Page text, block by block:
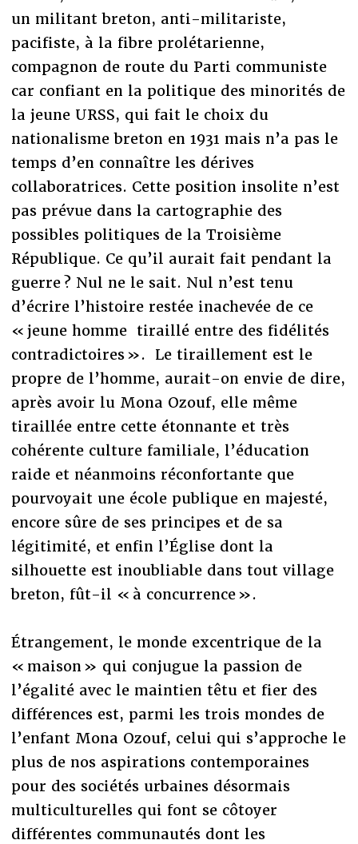
un militant breton, anti-militariste,
pacifiste, à la fibre prolétarienne,
compagnon de route du Parti communiste
car confiant en la politique des minorités de
la jeune URSS, qui fait le choix du
nationalisme breton en 1931 mais n’a pas le
temps d’en connaître les dérives
collaboratrices. Cette position insolite n’est
pas prévue dans la cartographie des
possibles politiques de la Troisième
République. Ce qu’il aurait fait pendant la
guerre ? Nul ne le sait. Nul n’est tenu
d’écrire l’histoire restée inachevée de ce
« jeune homme tiraillé entre des fidélités
contradictoires ». Le tiraillement est le
propre de l’homme, aurait-on envie de dire,
après avoir lu Mona Ozouf, elle même
tiraillée entre cette étonnante et très
cohérente culture familiale, l’éducation
raide et néanmoins réconfortante que
pourvoyait une école publique en majesté,
encore sûre de ses principes et de sa
légitimité, et enfin l’Église dont la
silhouette est inoubliable dans tout village
breton, fût-il « à concurrence ».
Étrangement, le monde excentrique de la
« maison » qui conjugue la passion de
l’égalité avec le maintien têtu et fier des
différences est, parmi les trois mondes de
l’enfant Mona Ozouf, celui qui s’approche le
plus de nos aspirations contemporaines
pour des sociétés urbaines désormais
multiculturelles qui font se côtoyer
différentes communautés dont les